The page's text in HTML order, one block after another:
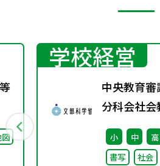
学校経営
中央教育
分科会社会
に関する特
回） 配布
小 中 高
書写
社会